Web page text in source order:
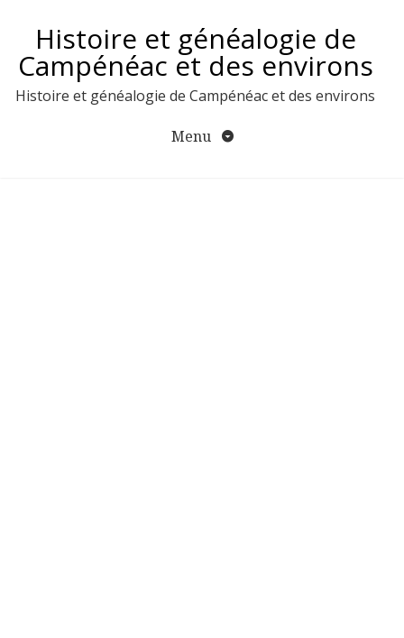
contenuHistoire et généalogie de
Campénéac et des environs
Histoire et généalogie de Campénéac et des environs
Menu